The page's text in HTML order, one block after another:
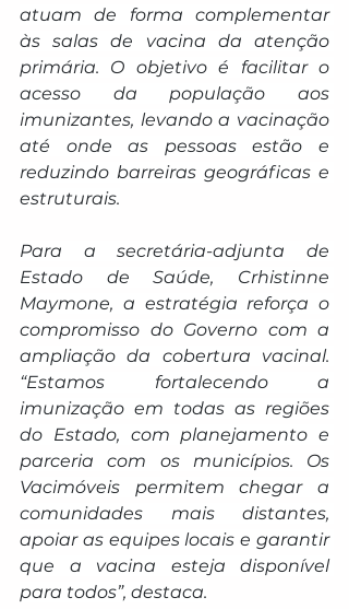
atuam de forma complementar
às salas de vacina da atenção
primária. O objetivo é facilitar o
acesso da população aos
imunizantes, levando a vacinação
até onde as pessoas estão e
reduzindo barreiras geográficas e
estruturais.
Para a secretária-adjunta de
Estado de Saúde, Crhistinne
Maymone, a estratégia reforça o
compromisso do Governo com a
ampliação da cobertura vacinal.
“Estamos fortalecendo a
imunização em todas as regiões
do Estado, com planejamento e
parceria com os municípios. Os
Vacimóveis permitem chegar a
comunidades mais distantes,
apoiar as equipes locais e garantir
que a vacina esteja disponível
para todos”, destaca.